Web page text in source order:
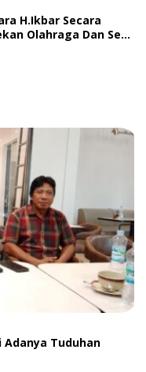
H.Ikbar Secara
Olahraga Dan Seni
Adanya Tuduhan